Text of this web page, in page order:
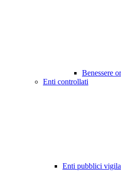
Benessere
Enti controllati
Enti pubblici